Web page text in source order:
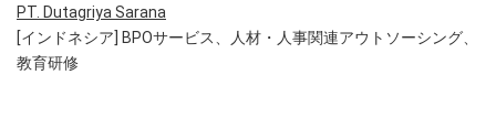
PT. Dutagriya Sarana
[インドネシア] BPOサービス、人材・人事関連アウトソーシング、
教育研修